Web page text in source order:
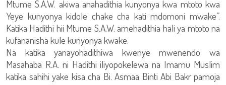
Mtume S.A.W. akiwa anahadithia kunyonya kwa mtoto kwa
Yeye kunyonya kidole chake cha kati mdomoni mwake”.
Katika Hadithi hii Mtume S.A.W. amehadithia hali ya mtoto na
kufananisha kule kunyonya kwake.
Na katika yanayohadithiwa kwenye mwenendo wa
Masahaba R.A. ni Hadithi iliyopokelewa na Imamu Muslim
katika sahihi yake kisa cha Bi. Asmaa Binti Abi Bakr pamoja